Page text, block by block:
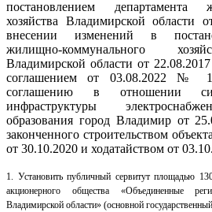
постановлением департамента
хозяйства Владимирской
внесении изменений в
жилищно-коммунального
Владимирской области от
соглашением от 03.08.2022 №
соглашению в отношении
инфраструктуры
образования город Владимир от
законченного строительством
от 30.10.2020 и ходатайством от
1. Установить публичный сервитут площадью
акционерного общества «Объединенные
Владимирской области» (основной